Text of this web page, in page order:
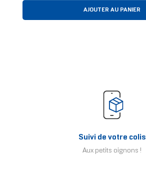
AJOUTER AU PANIER
Suivi de votre colis
Aux petits oignons !